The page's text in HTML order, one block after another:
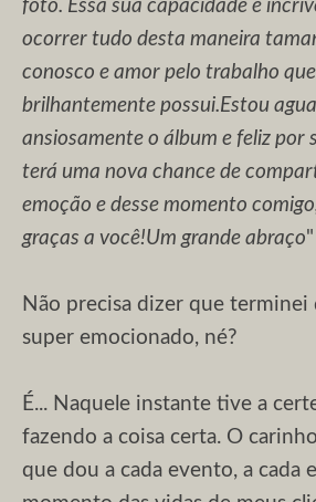
foto. Essa sua capacidade é
ocorrer tudo desta maneira
conosco e amor pelo trabalho
brilhantemente possui.Estou
ansiosamente o álbum e feliz por
terá uma nova chance de
emoção e desse momento
graças a você!Um grande abraço"
Não precisa dizer que terminei
super emocionado, né?
É... Naquele instante tive a
fazendo a coisa certa. O
que dou a cada evento, a cada